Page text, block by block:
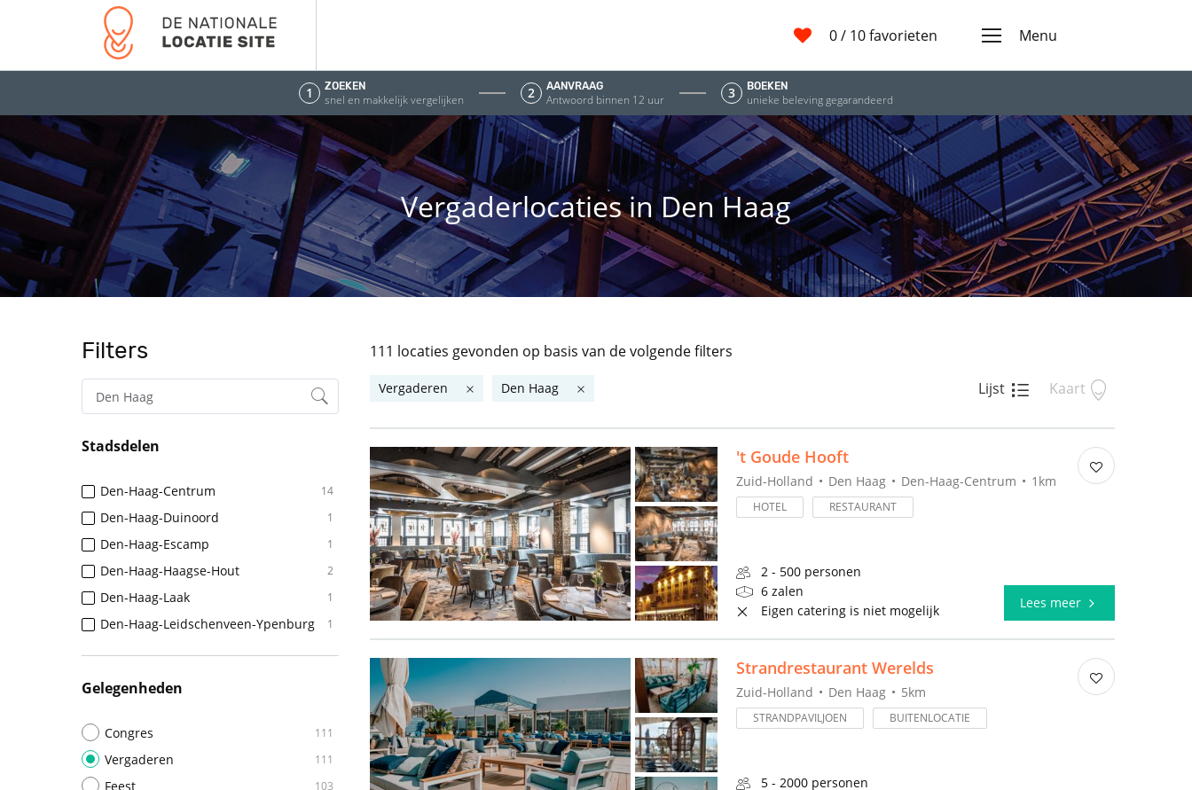
0/ 10 favorieten Menu
1 ZOEKEN
snel en makkelijk vergelijken 2 AANVRAAG
Antwoord binnen 12 uur 3 BOEKEN
unieke beleving gegarandeerd
Vergaderlocaties in Den Haag
Filters
Stadsdelen
Den-Haag-Centrum 14
Den-Haag-Duinoord 1
Den-Haag-Escamp 1
Den-Haag-Haagse-Hout 2
Den-Haag-Laak 1
Den-Haag-Leidschenveen-Ypenburg 1
Gelegenheden
Congres 111
Vergaderen 111
Feest 103
111 locaties gevonden op basis van de volgende filters
Vergaderen Den Haag Lijst Kaart
't Goude Hooft
Zuid-Holland Den Haag Den-Haag-Centrum 1km
HOTEL RESTAURANT
2 - 500 personen
6 zalen
Eigen catering is niet mogelijk
Lees meer
Strandrestaurant Werelds
Zuid-Holland Den Haag 5km
STRANDPAVILJOEN BUITENLOCATIE
5 - 2000 personen